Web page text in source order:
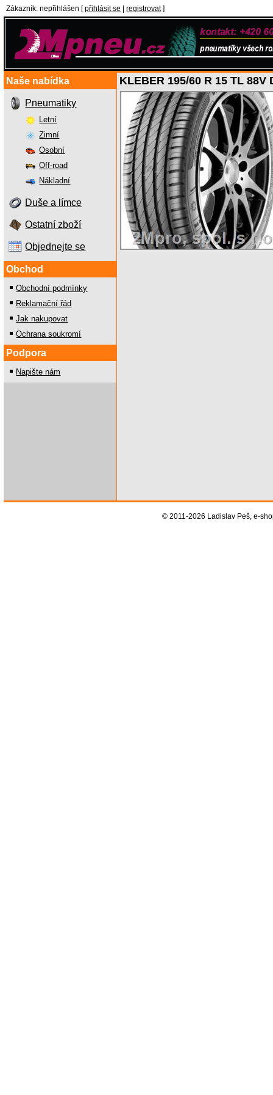
Zákazník: nepřihlášen [přihlásit se |registrovat]
Naše nabídka
Pneumatiky
Letní
Zimní
Osobní
Off-road
Nákladní
Duše a límce
Ostatní zboží
Objednejte se
Obchod
Obchodní podmínky
Reklamační řád
Jak nakupovat
Ochrana soukromí
Podpora
Napište nám
KLEBER 195/60 R 15 TL 88V
© 2011-2026 Ladislav Peš, e-